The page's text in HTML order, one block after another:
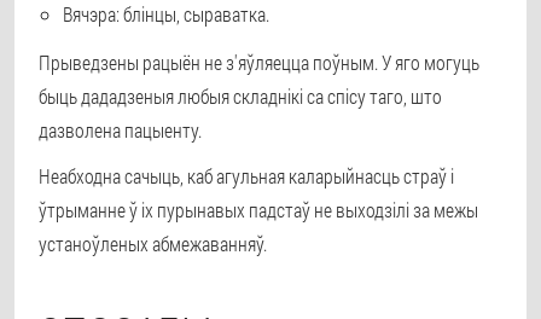
Вячэра: блінцы, сыраватка.
Прыведзены рацыён не з'яўляецца поўным. У яго могуць
быць дададзеныя любыя складнікі са спісу таго, што
дазволена пацыенту.
Неабходна сачыць, каб агульная каларыйнасць страў і
ўтрыманне ў іх пурынавых падстаў не выходзілі за межы
устаноўленых абмежаванняў.